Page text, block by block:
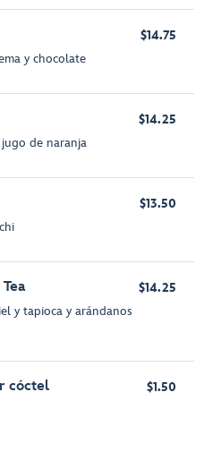
y chocolate
$14.75
jugo de naranja
$14.25
$13.50
y tapioca y arándanos
$14.25
cóctel $1.50